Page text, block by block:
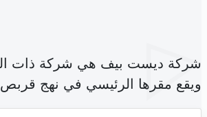
شركة ديست بيف هي شركة ذات
ويقع مقرها الرئيسي في نهج قربص